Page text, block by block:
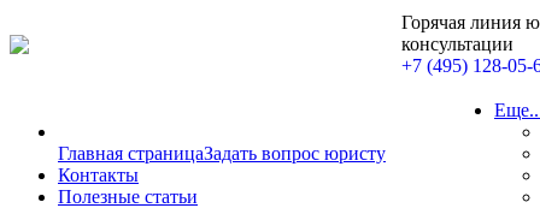
Горячая линия
консультации
+7 (495) 128-05-
Главная страницаЗадать вопрос юристу
Контакты
Полезные статьи